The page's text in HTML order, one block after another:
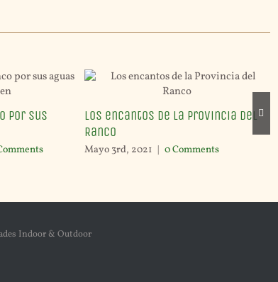
por sus
Los encantos de la Provincia del
Ranco
Mayo 3rd, 2021 | 0 Comments
Indoor & Outdoor